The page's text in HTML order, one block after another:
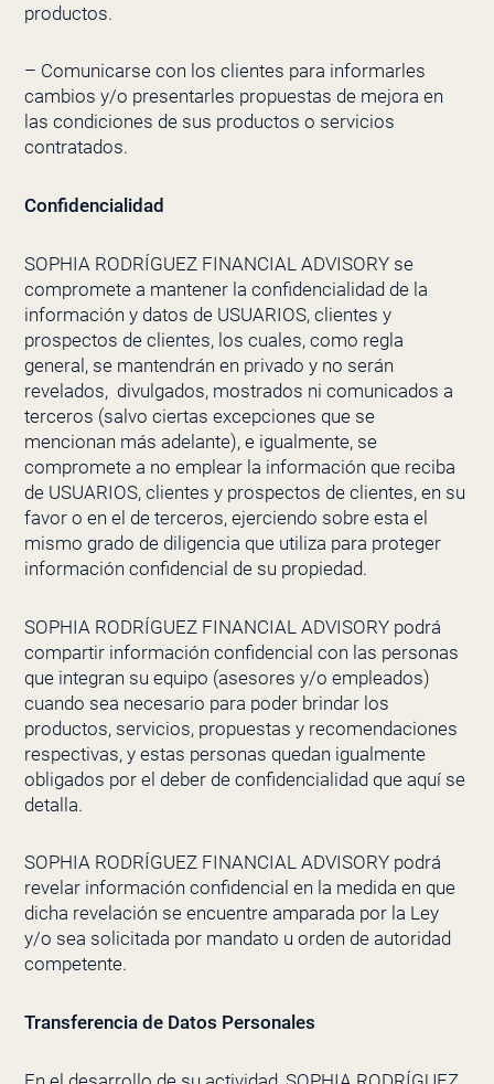
productos.
– Comunicarse con los clientes para informarles
cambios y/o presentarles propuestas de mejora en
las condiciones de sus productos o servicios
contratados.
Confidencialidad
SOPHIA RODRÍGUEZ FINANCIAL ADVISORYse
compromete a mantener la confidencialidad de la
información y datos de USUARIOS, clientes y
prospectos de clientes, los cuales, como regla
general, se mantendrán en privado y no serán
revelados, divulgados, mostrados ni comunicados a
terceros (salvo ciertas excepciones que se
mencionan más adelante), e igualmente, se
compromete a no emplear la información que reciba
de USUARIOS, clientes y prospectos de clientes, en su
favor o en el de terceros, ejerciendo sobre esta el
mismo grado de diligencia que utiliza para proteger
información confidencial de su propiedad.
SOPHIA RODRÍGUEZ FINANCIAL ADVISORYpodrá
compartir información confidencial con las personas
que integran su equipo (asesores y/o empleados)
cuando sea necesario para poder brindar los
productos, servicios, propuestas y recomendaciones
respectivas, y estas personas quedan igualmente
obligados por el deber de confidencialidad que aquí se
detalla.
SOPHIA RODRÍGUEZ FINANCIAL ADVISORYpodrá
revelar información confidencial en la medida en que
dicha revelación se encuentre amparada por la Ley
y/o sea solicitada por mandato u orden de autoridad
competente.
Transferencia de Datos Personales